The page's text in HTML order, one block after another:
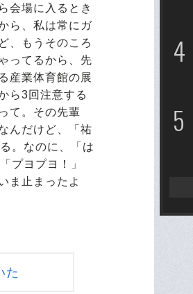
会場に入るとき
ら、私は常にガ
、もうそのころ
ってるから、先
産業体育館の展
ら3回注意する
て。その先輩
んだけど、「祐
。なのに、「は
プヨプヨ！」
ま止まったよ
た